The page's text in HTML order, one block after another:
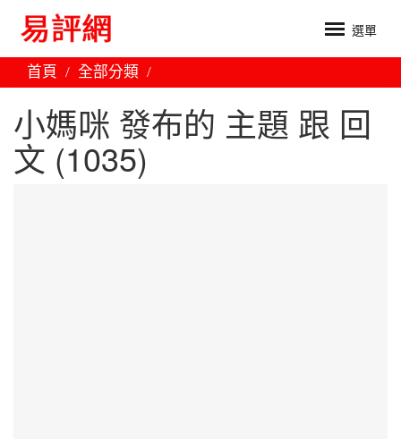
選單
首頁 全部分類
小媽咪 發布的 主題 跟 回
文 (1035)